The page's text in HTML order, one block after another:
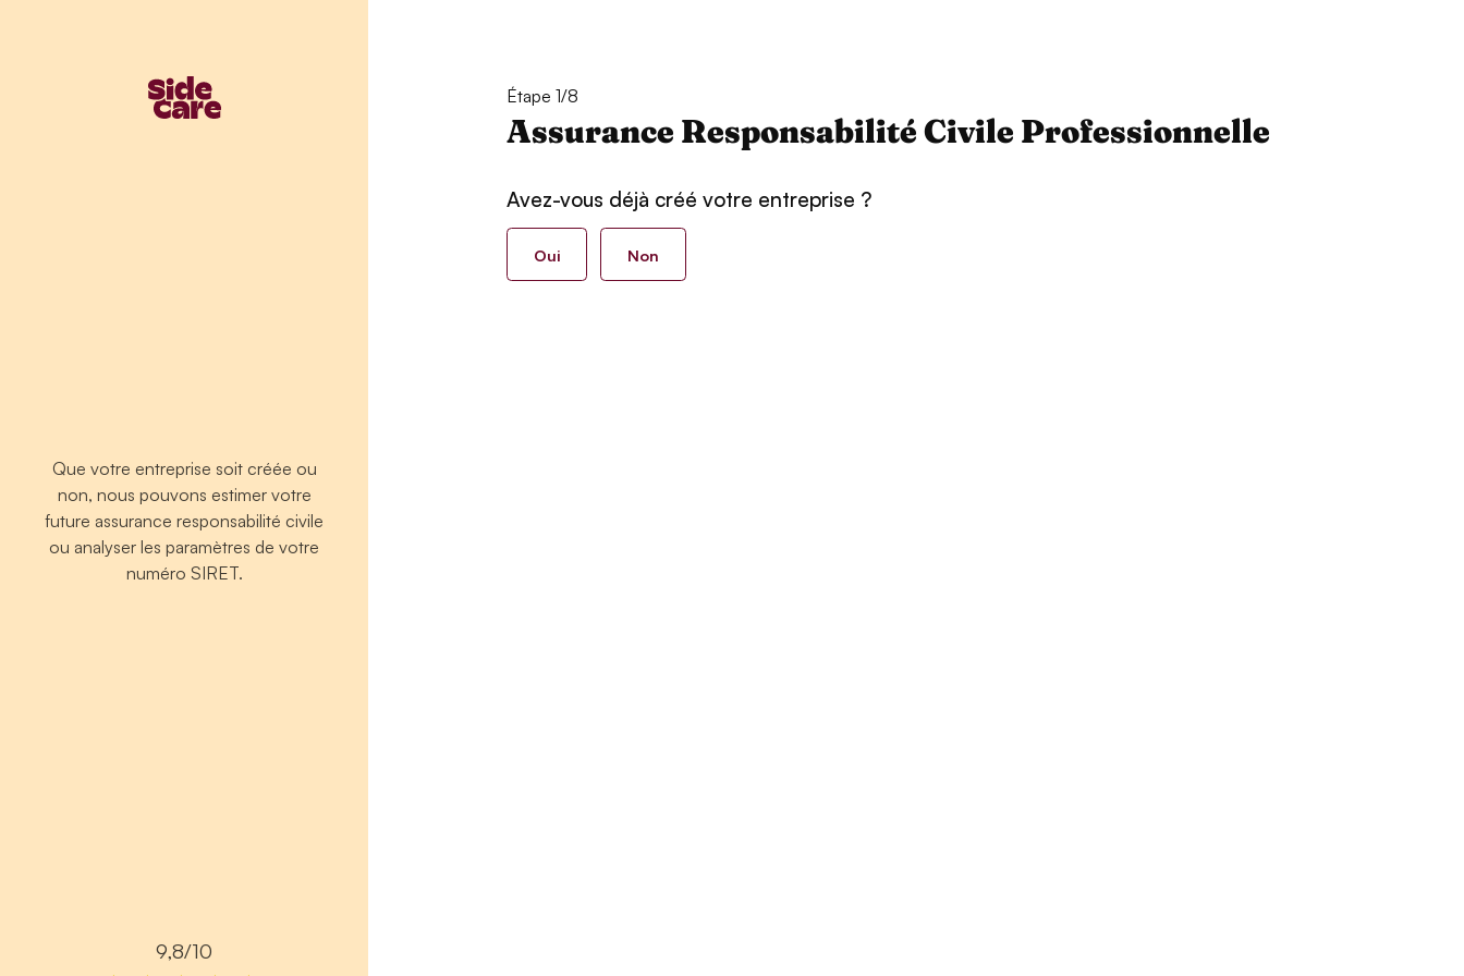
Que votre entreprise soit créée ou
non, nous pouvons estimer votre
future assurance responsabilité civile
ou analyser les paramètres de votre
numéro SIRET.
9,8/10
Étape 1/8
Assurance Responsabilité Civile Professionnelle
Avez-vous déjà créé votre entreprise ?
Oui Non